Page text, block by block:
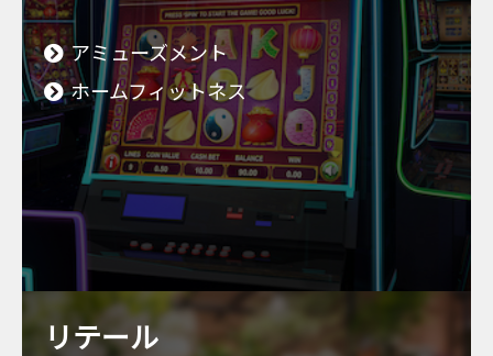
アミューズメント
ホームフィットネス
リテール